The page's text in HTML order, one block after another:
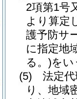
2項第1号
より算定
護予防サ
に指定地
る。)をい
(5)
法定
り、地域